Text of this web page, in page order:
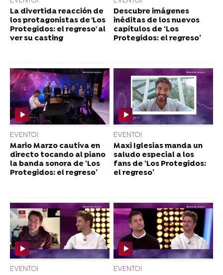
La divertida reacción de
los protagonistas de 'Los
Protegidos: el regreso' al
ver su casting
Descubre imágenes
inéditas de los nuevos
capítulos de ‘Los
Protegidos: el regreso’
EVENTO!
Mario Marzo cautiva en
directo tocando al piano
la banda sonora de ‘Los
Protegidos: el regreso’
EVENTO!
Maxi Iglesias manda un
saludo especial a los
fans de ‘Los Protegidos:
el regreso’
EVENTO! EVENTO!